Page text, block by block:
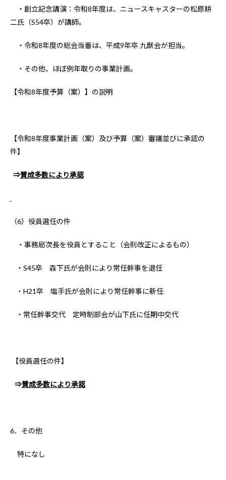
・創立記念講演：令和8年度は、ニュースキャスターの松原耕
二氏（S54卒）が講師。
・令和8年度の総会当番は、平成9年卒 九猷会が担当。
・その他、ほぼ例年取りの事業計画。
【令和8年度予算（案）】の説明
【令和8年度事業計画（案）及び予算（案）審議並びに承認の
件】
⇒賛成多数により承認
（6）役員選任の件
・事務局次長を役員とすること（会則改正によるもの）
・S45卒 森下氏が会則により常任幹事を退任
・H21卒 塩手氏が会則により常任幹事に新任
・常任幹事交代 定時制部会が山下氏に任期中交代
【役員選任の件】
⇒賛成多数により承認
6．その他
特になし